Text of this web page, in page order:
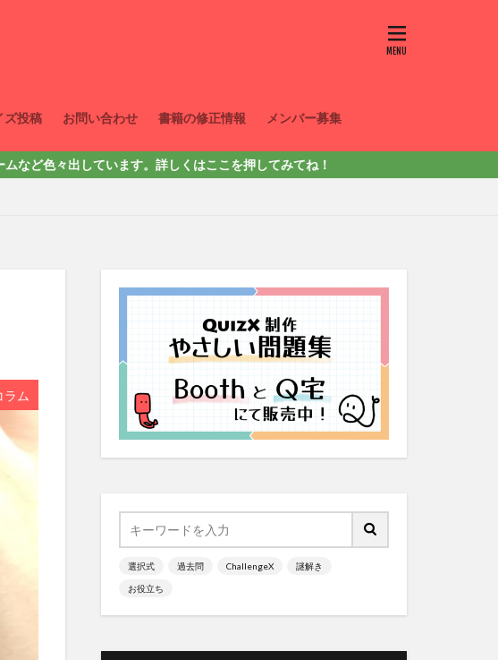
ズ投稿 お問い合わせ 書籍の修正情報 メンバー募集
。詳しくはここを押してみてね！
ラム
選択式 過去問 ChallengeX 謎解き
お役立ち